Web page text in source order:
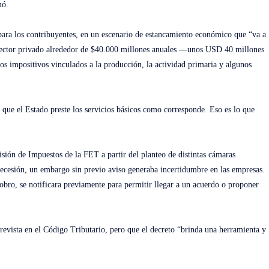
los contribuyentes, en un escenario de estancamiento económico que “va a
privado alrededor de $40.000 millones anuales —unos USD 40 millones
impositivos vinculados a la producción, la actividad primaria y algunos
el Estado preste los servicios básicos como corresponde. Eso es lo que
de Impuestos de la FET a partir del planteo de distintas cámaras
un embargo sin previo aviso generaba incertidumbre en las empresas.
se notificara previamente para permitir llegar a un acuerdo o proponer
en el Código Tributario, pero que el decreto “brinda una herramienta y